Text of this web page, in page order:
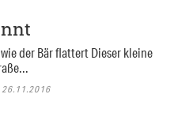
der Bär flattert Dieser kleine
26.11.2016